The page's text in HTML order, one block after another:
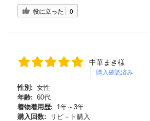
役に立った 0
中華まき様
購入確認済み
性別: 女性
年齢: 60代
着物着用歴:
1年～3年
購入回数:
リピ－ト購入